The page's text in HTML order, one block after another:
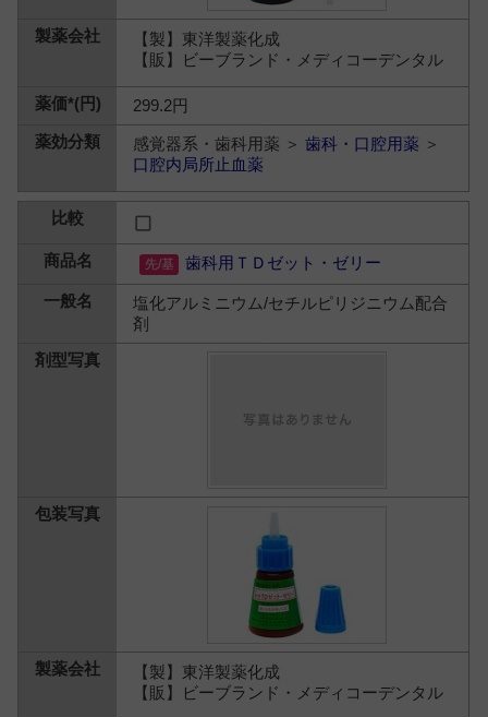
【製】東洋製薬化成
【販】ビーブランド・メディコーデンタル
299.2円
感覚器系・歯科用薬 ＞歯科・口腔用薬 ＞
口腔内局所止血薬
歯科用ＴＤゼット・ゼリー
塩化アルミニウム/セチルピリジニウム配合
剤
【製】東洋製薬化成
【販】ビーブランド・メディコーデンタル